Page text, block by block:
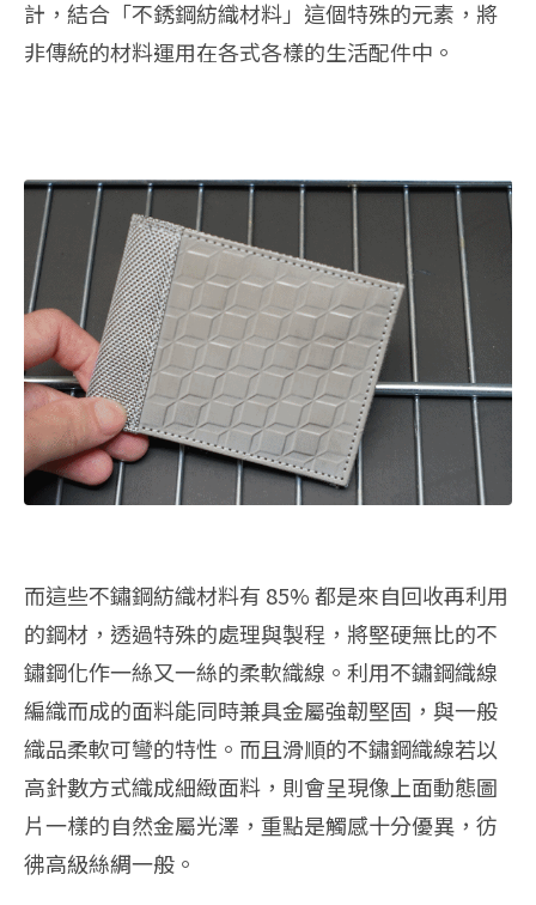
計，結合「不銹鋼紡織材料」這個特殊的元素，將
非傳統的材料運用在各式各樣的生活配件中。
而這些不鏽鋼紡織材料有 85% 都是來自回收再利用
的鋼材，透過特殊的處理與製程，將堅硬無比的不
鏽鋼化作一絲又一絲的柔軟織線。利用不鏽鋼織線
編織而成的面料能同時兼具金屬強韌堅固，與一般
織品柔軟可彎的特性。而且滑順的不鏽鋼織線若以
高針數方式織成細緻面料，則會呈現像上面動態圖
片一樣的自然金屬光澤，重點是觸感十分優異，彷
彿高級絲綢一般。